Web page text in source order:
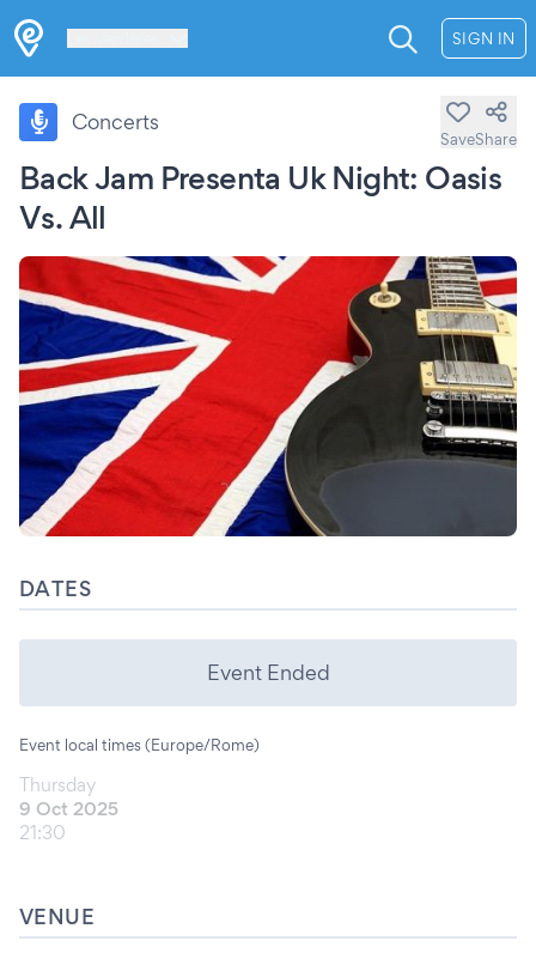
SIGN IN
Back Jam Presenta Uk Night: Oasis
Vs. All
Concerts
SaveShare
DATES
Event Ended
Event local times (Europe/Rome)
Thursday
9 Oct 2025
21:30
VENUE